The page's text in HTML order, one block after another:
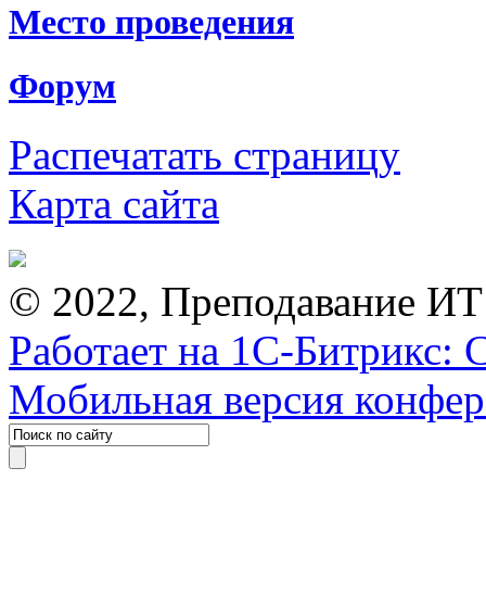
Место проведения
Форум
Распечатать страницу
Карта сайта
© 2022, Преподавание
Работает на 1С-Битрикс:
Мобильная версия